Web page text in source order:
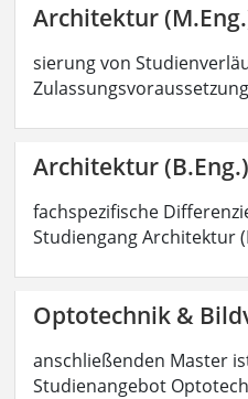
Architektur
sierung von
Architektur (B.Eng.)
fachspezifische
Studiengang Architektur
Optotechnik &
anschließenden Master
Studienangebot